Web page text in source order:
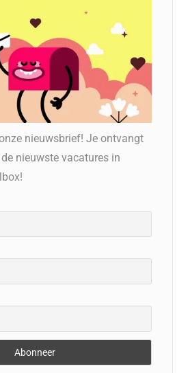
nieuwsbrief! Je ontvangt
nieuwste vacatures in